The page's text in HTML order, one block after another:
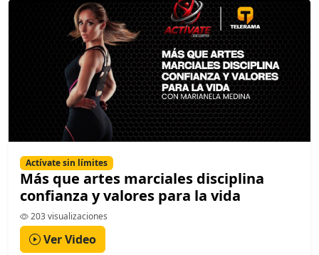
Actívate sin límites
Más que artes marciales disciplina
confianza y valores para la vida
203 visualizaciones
Ver Video